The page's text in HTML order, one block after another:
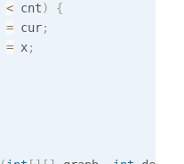
< cnt)
{
= cur;
= x;